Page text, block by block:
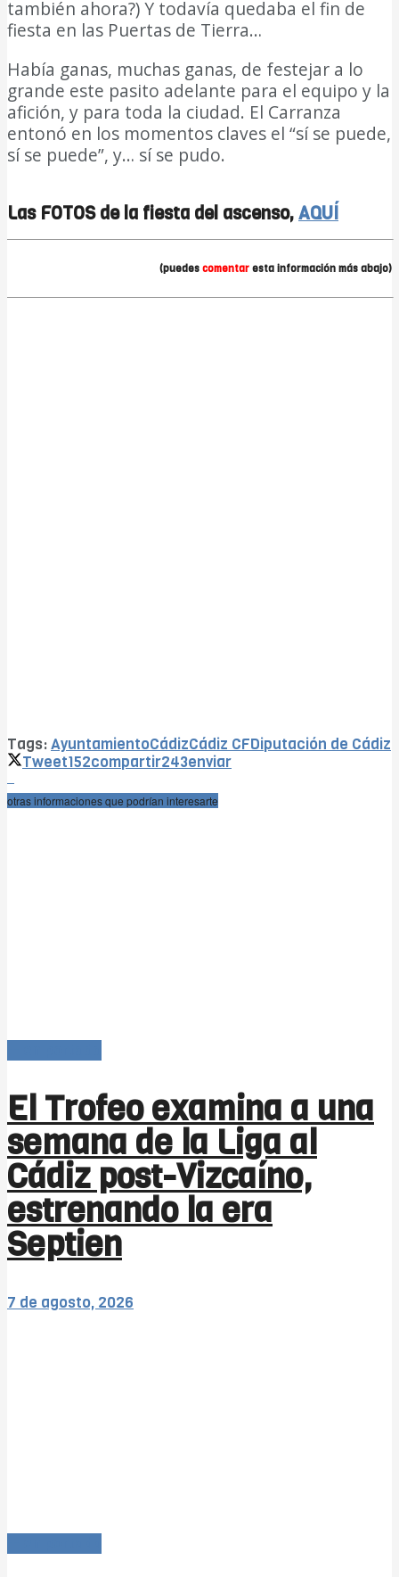
también ahora?) Y todavía quedaba el fin de
fiesta en las Puertas de Tierra…
Había ganas, muchas ganas, de festejar a lo
grande este pasito adelante para el equipo y la
afición, y para toda la ciudad. El Carranza
entonó en los momentos claves el “sí se puede,
sí se puede”, y… sí se pudo.
Las FOTOS de la fiesta del ascenso,AQUÍ
(puedescomentaresta información más abajo)
Tags:AyuntamientoCádizCádiz CFDiputación de Cádiz
Tweet152compartir243enviar
otras informaciones que podrían interesarte
El Trofeo examina a una
semana de la Liga al
Cádiz post-Vizcaíno,
estrenando la era
Septien
7 de agosto, 2026